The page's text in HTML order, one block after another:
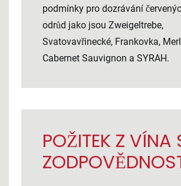
podmínky pro dozrávání
odrůd jako jsou Zweigeltrebe,
Svatovavřinecké, Frankovka,
Cabernet Sauvignon a SYRAH.
POŽITEK Z VÍNA